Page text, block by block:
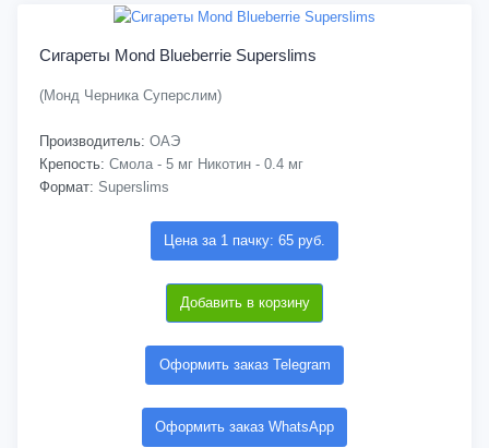
Сигареты Mond Blueberrie Superslims
(Монд Черника Суперслим)
Производитель: ОАЭ
Крепость: Смола - 5 мг Никотин - 0.4 мг
Формат: Superslims
Цена за 1 пачку: 65 руб.
Добавить в корзину
Оформить заказ Telegram
Оформить заказ WhatsApp